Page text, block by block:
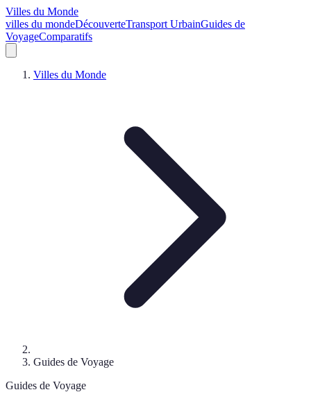
Villes du Monde
villes du mondeDécouverteTransport UrbainGuides de
VoyageComparatifs
Villes du Monde
Guides de Voyage
Guides de Voyage